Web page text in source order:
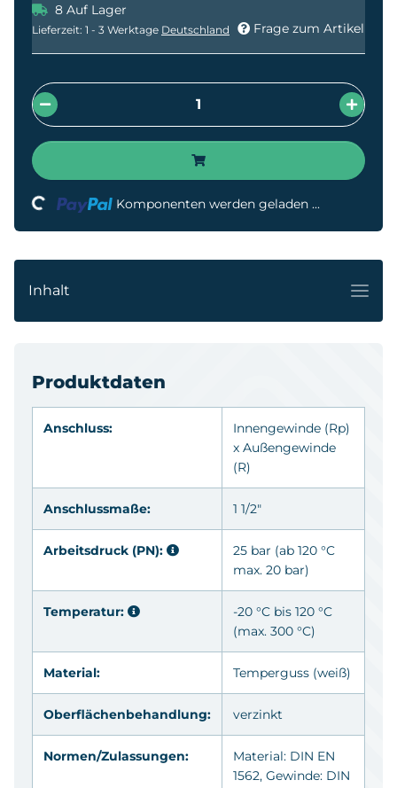
8 Auf Lager
Lieferzeit: 1 - 3 Werktage Deutschland Frage zum Artikel
Loading... Komponenten werden geladen ...
Inhalt
Produktdaten
Anschluss: Innengewinde (Rp)
x Außengewinde
(R)
Anschlussmaße: 1 1/2"
Arbeitsdruck (PN):
25 bar (ab 120 °C
max. 20 bar)
Temperatur:
-20 °C bis 120 °C
(max. 300 °C)
Material: Temperguss (weiß)
Oberflächenbehandlung: verzinkt
Normen/Zulassungen:
Material: DIN EN
1562, Gewinde: DIN